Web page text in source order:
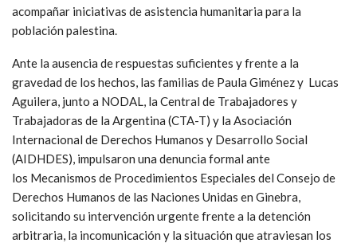
acompañar iniciativas de asistencia humanitaria para la
población palestina.
Ante la ausencia de respuestas suficientes y frente a la
gravedad de los hechos, las familias de Paula Giménez y Lucas
Aguilera, junto a NODAL, la Central de Trabajadores y
Trabajadoras de la Argentina (CTA-T) y la Asociación
Internacional de Derechos Humanos y Desarrollo Social
(AIDHDES), impulsaron una denuncia formal ante
los Mecanismos de Procedimientos Especiales del Consejo de
Derechos Humanos de las Naciones Unidas en Ginebra,
solicitando su intervención urgente frente a la detención
arbitraria, la incomunicación y la situación que atraviesan los